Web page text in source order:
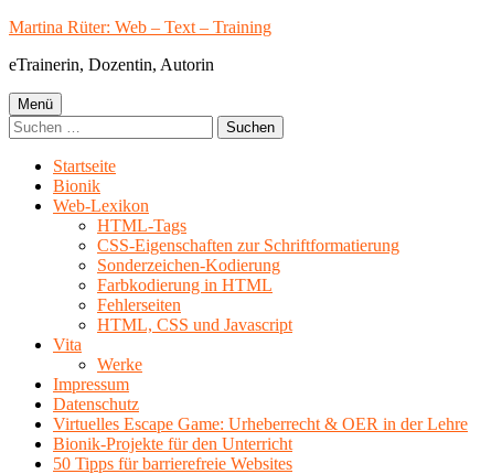
Springe
Inhalt
Martina Rüter: Web – Text – Training
eTrainerin, Dozentin, Autorin
Primäres
Menü
Menü
Suchen
nach:
Startseite
Bionik
Web-Lexikon
HTML-Tags
CSS-Eigenschaften zur Schriftformatierung
Sonderzeichen-Kodierung
Farbkodierung in HTML
Fehlerseiten
HTML, CSS und Javascript
Vita
Werke
Impressum
Datenschutz
Virtuelles Escape Game: Urheberrecht & OER in der Lehre
Bionik-Projekte für den Unterricht
50 Tipps für barrierefreie Websites